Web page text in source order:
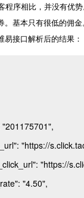
序相比，并没有优势
基本只有很低的佣金
接口解析后的结果：
"https://
"https://
"4.50",